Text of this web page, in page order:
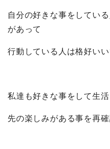
自分の好きな事をしてい
があって
行動している人は格好い
私達も好きな事をして生活
先の楽しみがある事を再